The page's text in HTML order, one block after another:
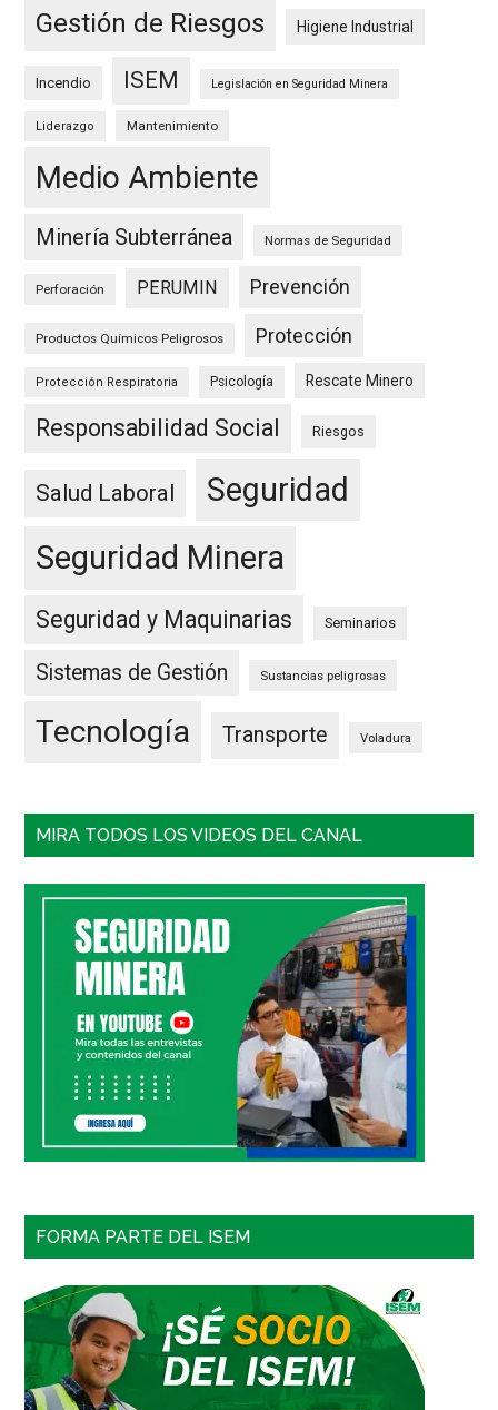
Gestión de Riesgos Higiene Industrial
Incendio ISEM Legislación en Seguridad Minera
Liderazgo Mantenimiento
Medio Ambiente
Minería Subterránea Normas de Seguridad
Perforación PERUMIN Prevención
Productos Químicos Peligrosos Protección
Protección Respiratoria Psicología Rescate Minero
Responsabilidad Social Riesgos
Salud Laboral
Seguridad
Seguridad Minera
Seguridad y Maquinarias Seminarios
Sistemas de Gestión Sustancias peligrosas
Tecnología Transporte Voladura
MIRA TODOS LOS VIDEOS DEL CANAL
FORMA PARTE DEL ISEM